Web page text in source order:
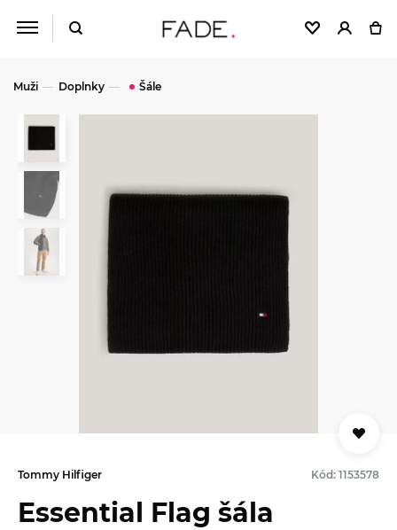
Muži Doplnky Šále
Tommy Hilfiger Kód: 1153578
Essential Flag šála